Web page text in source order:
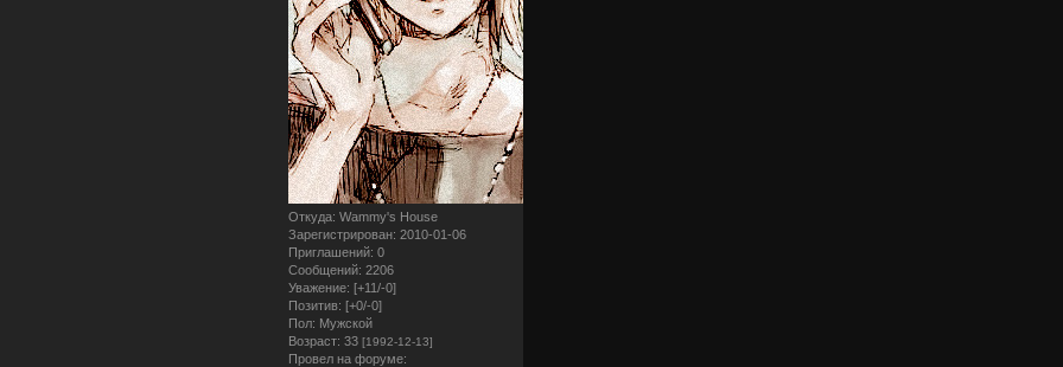
Откуда: Wammy's House
Зарегистрирован: 2010-01-06
Приглашений: 0
Сообщений: 2206
Уважение: [+11/-0]
Позитив: [+0/-0]
Пол: Мужской
Возраст: 33 [1992-12-13]
Провел на форуме: